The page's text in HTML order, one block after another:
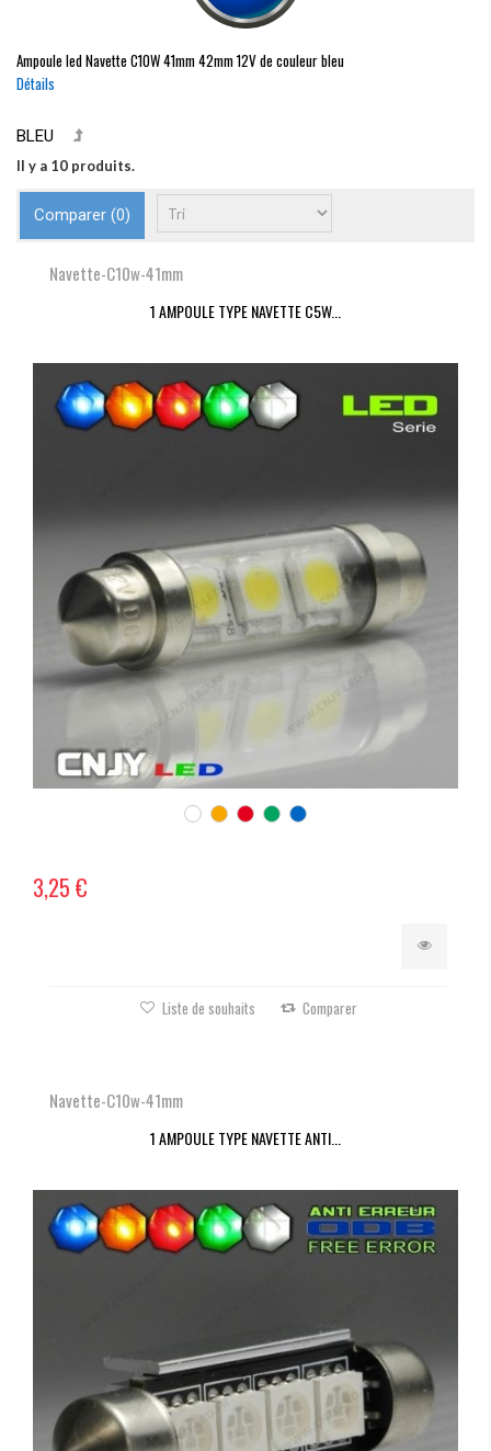
Ampoule ledNavette C10W41mm42mm12V de couleur bleu
Détails
BLEU
Il y a 10 produits.
Comparer (0)
Navette-C10w-41mm
1 AMPOULE TYPE NAVETTE C5W...
3,25 €
Liste de souhaits Comparer
Navette-C10w-41mm
1 AMPOULE TYPE NAVETTE ANTI...